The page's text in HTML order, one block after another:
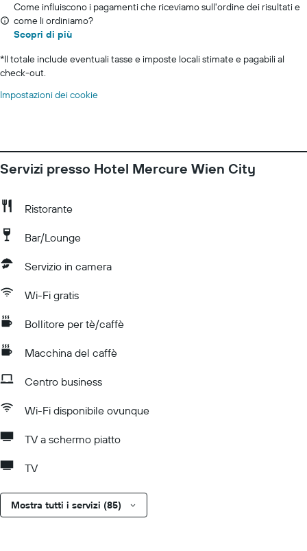
Come influiscono i pagamenti che riceviamo sull'ordine dei risultati e
come li ordiniamo?
Scopri di più
*Il totale include eventuali tasse e imposte locali stimate e pagabili al
check-out.
Impostazioni dei cookie
Servizi presso Hotel Mercure Wien City
Ristorante
Bar/Lounge
Servizio in camera
Wi-Fi gratis
Bollitore per tè/caffè
Macchina del caffè
Centro business
Wi-Fi disponibile ovunque
TV a schermo piatto
TV
Mostra tutti i servizi (85)